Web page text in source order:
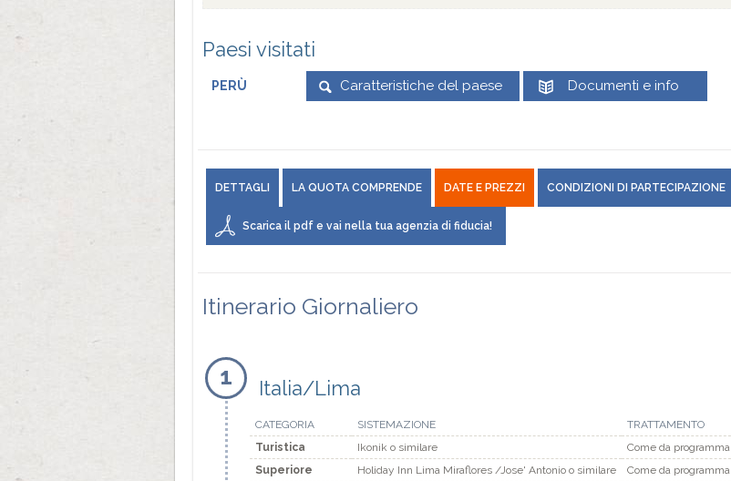
Paesi visitati
PERÙ Caratteristiche del paese Documenti e info
DETTAGLI LA QUOTA COMPRENDE DATE E PREZZI CONDIZIONI DI PARTECIPAZIONE
Scarica il pdf e vai nella tua agenzia di fiducia!
Itinerario Giornaliero
1 Italia/Lima
CATEGORIA SISTEMAZIONE
TRATTAMENTO
Turistica
Ikonik o similare
Come da programma
Superiore
Holiday Inn Lima Miraflores /Jose' Antonio o similare
Come da programma